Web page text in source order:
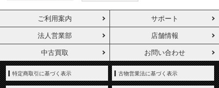
ご利用案内 サポート
法人営業部 店舗情報
中古買取 お問い合わせ
特定商取引に基づく表示 古物営業法に基づく表示